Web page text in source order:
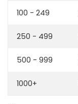
100 - 249
250 - 499
500 - 999
1000+